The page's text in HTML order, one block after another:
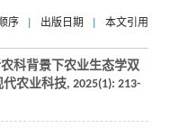
序 出版日期 本文引用
科背景下农业生态学双
代农业科技, 2025(1): 213-